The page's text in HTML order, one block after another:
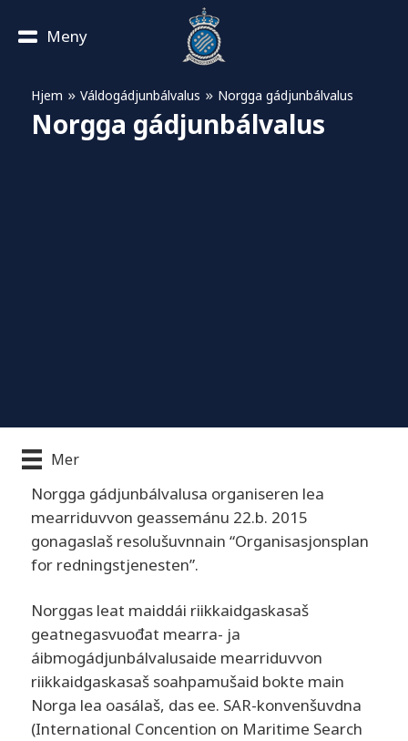
Meny
Hjem » Váldogádjunbálvalus » Norgga gádjunbálvalus
Norgga gádjunbálvalus
Norgga gádjunbálvalusa organiseren lea
mearriduvvon geassemánu 22.b. 2015
gonagaslaš resolušuvnnain “Organisasjonsplan
for redningstjenesten”.
Norggas leat maiddái riikkaidgaskasaš
geatnegasvuođat mearra- ja
áibmogádjunbálvalusaide mearriduvvon
riikkaidgaskasaš soahpamušaid bokte main
Norga lea oasálaš, das ee. SAR-konvenšuvdna
(International Concention on Maritime Search
Mer